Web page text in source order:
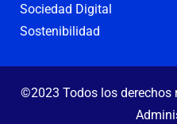
Sociedad Digital
Sostenibilidad
©2023 Todos los derechos